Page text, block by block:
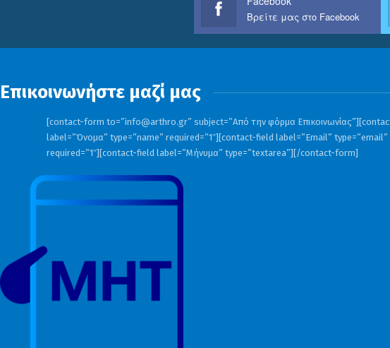
Βρείτε μας στο Facebook
Επικοινωνήστε μαζί μας
[contact-form to=”info@arthro.gr” subject=”Από την φόρμα
label=”Όνομα” type=”name” required=”1″][contact-field label=”Email” type=”email”
required=”1″][contact-field label=”Μήνυμα” type=”textarea”][/contact-form]